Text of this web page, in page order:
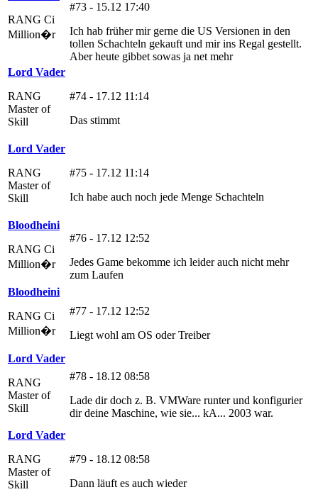
RANG Ci
Million�r
#73 - 15.12 17:40
Ich hab früher mir gerne die US Versionen in den
tollen Schachteln gekauft und mir ins Regal gestellt.
Aber heute gibbet sowas ja net mehr
Lord Vader
RANG
Master of
Skill
#74 - 17.12 11:14
Das stimmt
Lord Vader
RANG
Master of
Skill
#75 - 17.12 11:14
Ich habe auch noch jede Menge Schachteln
Bloodheini
RANG Ci
Million�r
#76 - 17.12 12:52
Jedes Game bekomme ich leider auch nicht mehr
zum Laufen
Bloodheini
RANG Ci
Million�r
#77 - 17.12 12:52
Liegt wohl am OS oder Treiber
Lord Vader
RANG
Master of
Skill
#78 - 18.12 08:58
Lade dir doch z. B. VMWare runter und konfigurier
dir deine Maschine, wie sie... kA... 2003 war.
Lord Vader
RANG
Master of
Skill
#79 - 18.12 08:58
Dann läuft es auch wieder